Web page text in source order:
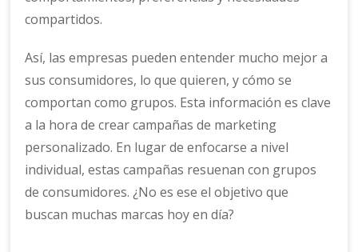
compartidos.
Así, las empresas pueden entender mucho mejor a
sus consumidores, lo que quieren, y cómo se
comportan como grupos. Esta información es clave
a la hora de crear campañas de marketing
personalizado. En lugar de enfocarse a nivel
individual, estas campañas resuenan con grupos
de consumidores. ¿No es ese el objetivo que
buscan muchas marcas hoy en día?